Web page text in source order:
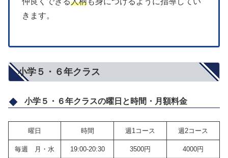
きます。
小学５・６年クラス
小学５・６年クラスの曜日と時間・月額料金
曜日 時間 週1コース 週2コース
毎週 月・水 19:00-20:30 3500円 4000円